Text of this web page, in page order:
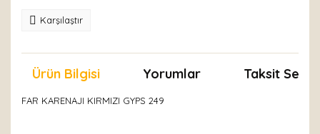
Karşılaştır
Ürün Bilgisi Yorumlar Taksit
FAR KARENAJI KIRMIZI GYPS 249